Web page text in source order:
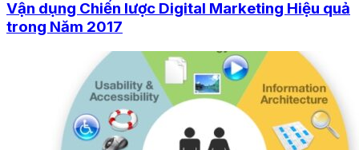
Vận dụng Chiến lược Digital Marketing Hiệu quả
trong Năm 2017